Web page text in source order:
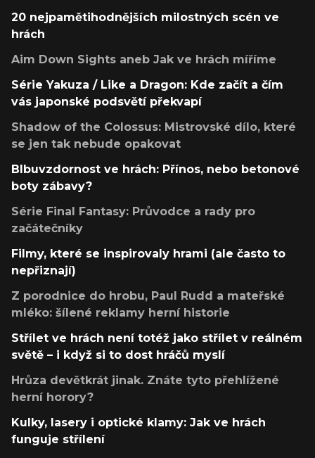
20 nejpamětihodnějších milostných scén ve
hrách
Aim Down Sights aneb Jak ve hrách míříme
Série Yakuza / Like a Dragon: Kde začít a čím
vás japonské podsvětí překvapí
Shadow of the Colossus: Mistrovské dílo, které
se jen tak nebude opakovat
Blbuvzdornost ve hrách: Přínos, nebo betonové
boty zábavy?
Série Final Fantasy: Průvodce a rady pro
začátečníky
Filmy, které se inspirovaly hrami (ale často to
nepřiznají)
Z porodnice do hrobu, Paul Rudd a mateřské
mléko: šílené reklamy herní historie
Střílet ve hrách není totéž jako střílet v reálném
světě – i když si to dost hráčů myslí
Hrůza devětkrát jinak. Znáte tyto přehlížené
herní horory?
Kulky, lasery i optické klamy: Jak ve hrách
funguje střílení